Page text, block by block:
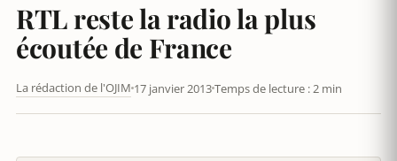
RTL reste la radio la plus
écoutée de France
La rédaction de l'OJIM 17 janvier 2013Temps de lecture : 2 min